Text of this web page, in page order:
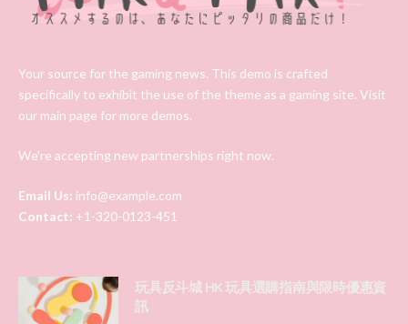
Your source for the gaming news. This demo is crafted
specifically to exhibit the use of the theme as a gaming site. Visit
our main page for more demos.
We're accepting new partnerships right now.
Email Us: info@example.com
Contact: +1-320-0123-451
玩具反斗城 HK 玩具選購指南與限時優惠資
訊